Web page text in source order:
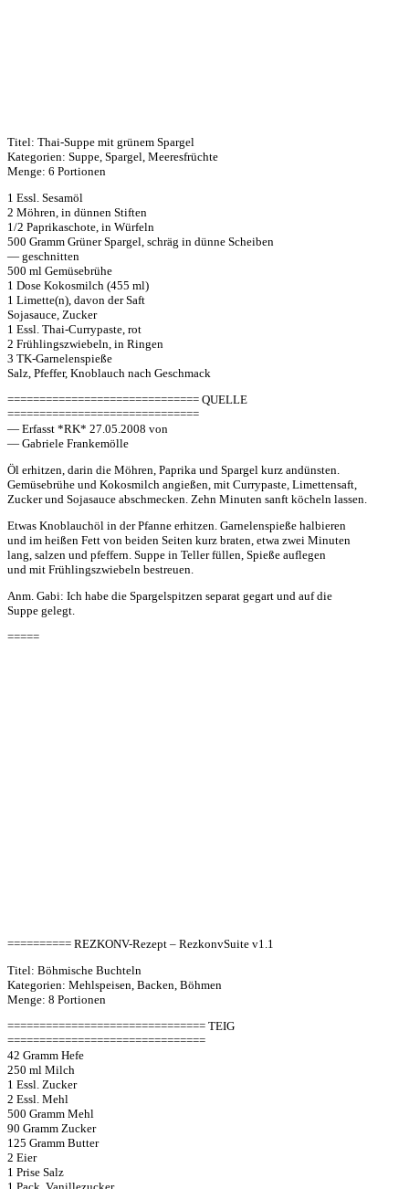
Titel: Thai-Suppe mit grünem Spargel
Kategorien: Suppe, Spargel, Meeresfrüchte
Menge: 6 Portionen
1 Essl. Sesamöl
2 Möhren, in dünnen Stiften
1/2 Paprikaschote, in Würfeln
500 Gramm Grüner Spargel, schräg in dünne Scheiben
— geschnitten
500 ml Gemüsebrühe
1 Dose Kokosmilch (455 ml)
1 Limette(n), davon der Saft
Sojasauce, Zucker
1 Essl. Thai-Currypaste, rot
2 Frühlingszwiebeln, in Ringen
3 TK-Garnelenspieße
Salz, Pfeffer, Knoblauch nach Geschmack
============================== QUELLE
==============================
— Erfasst *RK* 27.05.2008 von
— Gabriele Frankemölle
Öl erhitzen, darin die Möhren, Paprika und Spargel kurz andünsten.
Gemüsebrühe und Kokosmilch angießen, mit Currypaste, Limettensaft,
Zucker und Sojasauce abschmecken. Zehn Minuten sanft köcheln lassen.
Etwas Knoblauchöl in der Pfanne erhitzen. Garnelenspieße halbieren
und im heißen Fett von beiden Seiten kurz braten, etwa zwei Minuten
lang, salzen und pfeffern. Suppe in Teller füllen, Spieße auflegen
und mit Frühlingszwiebeln bestreuen.
Anm. Gabi: Ich habe die Spargelspitzen separat gegart und auf die
Suppe gelegt.
=====
========== REZKONV-Rezept – RezkonvSuite v1.1
Titel: Böhmische Buchteln
Kategorien: Mehlspeisen, Backen, Böhmen
Menge: 8 Portionen
=============================== TEIG
===============================
42 Gramm Hefe
250 ml Milch
1 Essl. Zucker
2 Essl. Mehl
500 Gramm Mehl
90 Gramm Zucker
125 Gramm Butter
2 Eier
1 Prise Salz